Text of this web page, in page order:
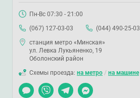
Пн-Вс 07:30 - 21:00
(067) 127-03-03
(044) 490-25-03
станция метро «Минская»
ул. Левка Лукьяненко, 19
Оболонский район
Схемы проезда: на метро / на машине
Чат
Viber TelegramMessenger